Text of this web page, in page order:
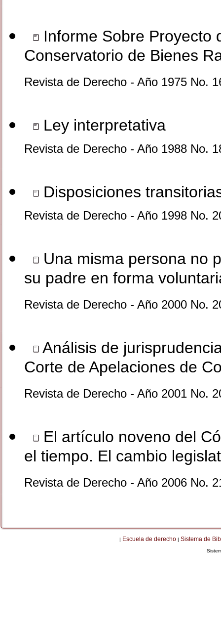
Informe Sobre Proyecto
Conservatorio de Bienes
Revista de Derecho - Año 1975 No.
Ley interpretativa
Revista de Derecho - Año 1988 No.
Disposiciones
Revista de Derecho - Año 1998 No.
Una misma persona no
su padre en forma
Revista de Derecho - Año 2000 No.
Análisis de
Corte de Apelaciones de
Revista de Derecho - Año 2001 No.
El artículo noveno del
el tiempo. El cambio
Revista de Derecho - Año 2006 No.
| Escuela de derecho | Sistema de